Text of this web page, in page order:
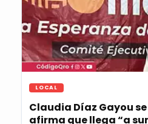
LOCAL
Claudia Díaz Gayou
afirma que llega “a